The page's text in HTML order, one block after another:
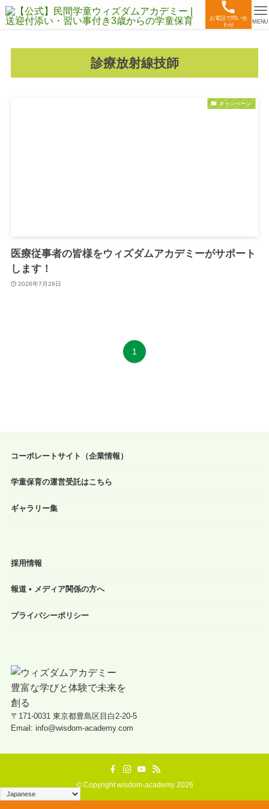
お電話で問い合
わせ
MENU
診療放射線技師
キャンペーン
医療従事者の皆様をウィズダムアカデミーがサポート
します！
2026年7月26日
1
コーポレートサイト（企業情報）
学童保育の運営受託はこちら
ギャラリー集
採用情報
報道 • メディア関係の方へ
プライバシーポリシー
〒171-0031 東京都豊島区目白2-20-5
Email: info@wisdom-academy.com
©Copyright wisdom-academy 2026